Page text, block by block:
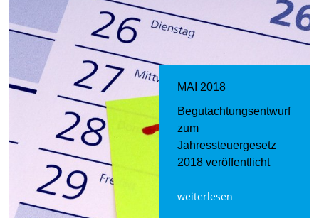
MAI 2018
Begutachtungsentwurf
zum
Jahressteuergesetz
2018 veröffentlicht
weiterlesen